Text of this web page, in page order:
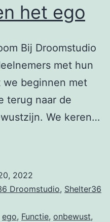
het ego
Bij Droomstudio
met hun
we beginnen met
terug naar de
We keren…
2022
Droomstudio, Shelter36
ego, Functie, onbewust,